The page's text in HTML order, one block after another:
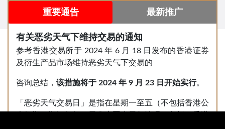
重要通告 最新推广
有关恶劣天气下维持交易的通知
参考香港交易所于 2024 年 6 月 18 日发布的香港证券
及衍生产品市场维持恶劣天气下交易的
咨询总结， 该措施将于 2024 年 9 月 23 日开始实行。
「恶劣天气交易日」是指在星期一至五（不包括香港公